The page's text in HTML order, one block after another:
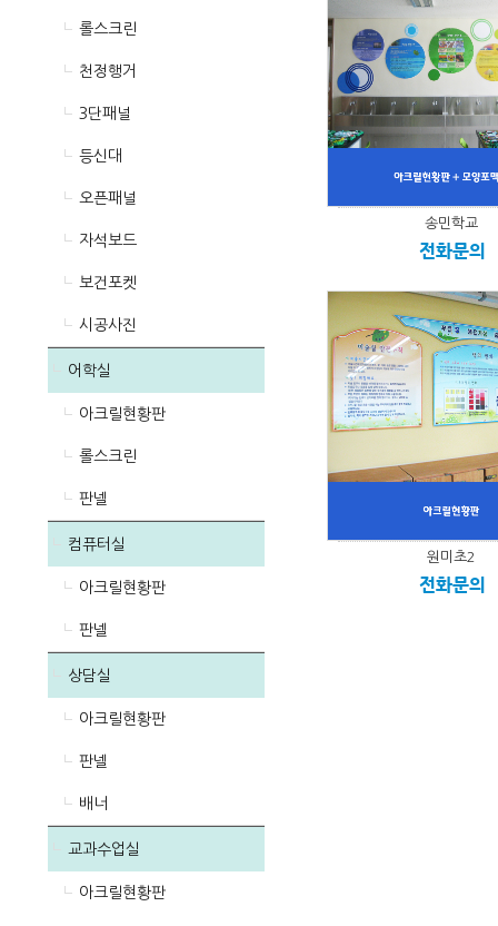
롤스크린
천정행거
3단패널
등신대
오픈패널
자석보드
보건포켓
시공사진
어학실
아크릴현황판
롤스크린
판넬
컴퓨터실
아크릴현황판
판넬
상담실
아크릴현황판
판넬
배너
교과수업실
아크릴현황판
송민학교
전화문의
원미초2
전화문의